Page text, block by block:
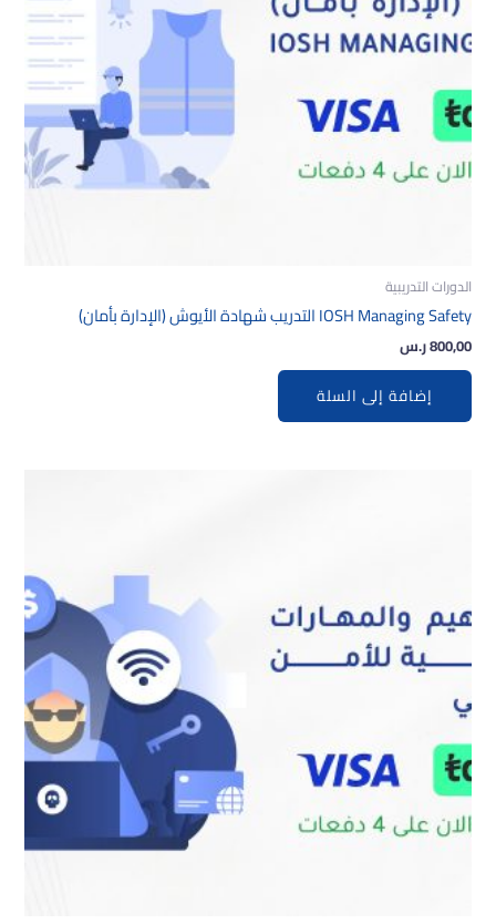
الدورات التدريبية
IOSH Managing Safety التدريب شهادة الأيوش (الإدارة بأمان)
800,00ر.س
إضافة إلى السلة